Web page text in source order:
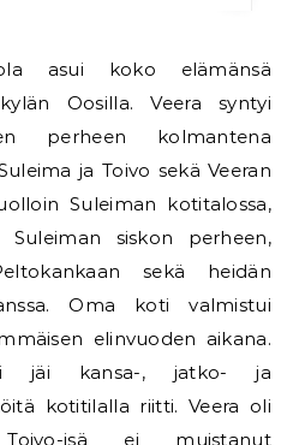
Oosilla. Veera syntyi
perheen kolmantena
ja Toivo sekä Veeran
Suleiman kotitalossa,
Suleiman siskon perheen,
sekä heidän
Oma koti valmistui
elinvuoden aikana.
jäi kansa-, jatko- ja
kotitilalla riitti. Veera oli
isä ei muistanut